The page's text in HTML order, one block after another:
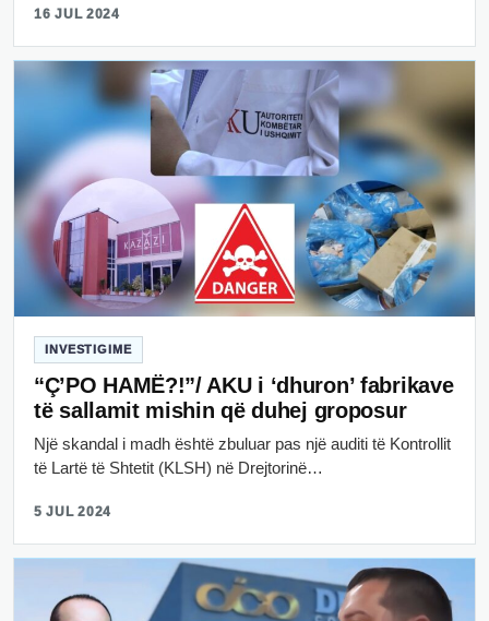
16 JUL 2024
INVESTIGIME
“Ç’PO HAMË?!”/ AKU i ‘dhuron’ fabrikave
të sallamit mishin që duhej groposur
Një skandal i madh është zbuluar pas një auditi të Kontrollit
të Lartë të Shtetit (KLSH) në Drejtorinë…
5 JUL 2024